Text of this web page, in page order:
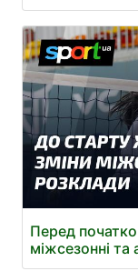
Перед
міжсезонні та